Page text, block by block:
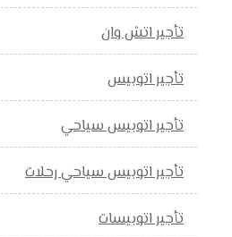
تأجير اتش وان
تأجير اتوبيس
تأجير اتوبيس سياحي
تأجير اتوبيس سياحي رحلات
تأجير اتوبيسات